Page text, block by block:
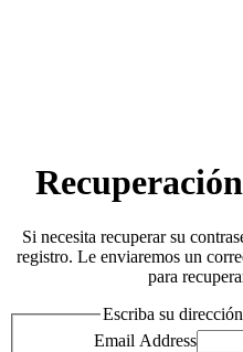
Si necesita recuperar su
registro. Le enviaremos un
para
Escriba su
Email Address